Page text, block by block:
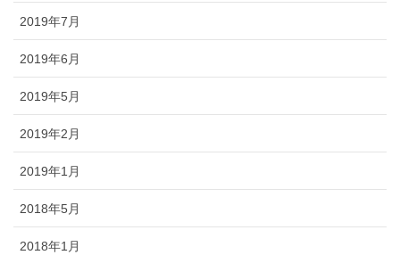
2019年7月
2019年6月
2019年5月
2019年2月
2019年1月
2018年5月
2018年1月